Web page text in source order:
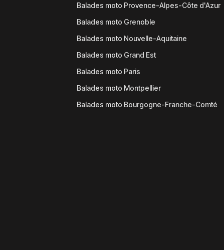
Balades moto Provence-Alpes-Côte d'Azur
Balades moto Grenoble
Balades moto Nouvelle-Aquitaine
Balades moto Grand Est
Balades moto Paris
Balades moto Montpellier
Balades moto Bourgogne-Franche-Comté